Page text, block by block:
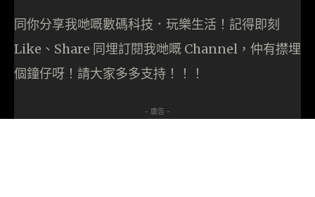
同你分享我哋嘅數碼科技．玩樂生活！記得即刻
Like、Share 同埋訂閱我哋嘅 Channel，仲有㩒埋
個鐘仔呀！請大家多多支持！！！
- 廣告 -